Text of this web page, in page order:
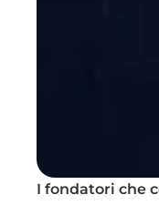
I fondatori che